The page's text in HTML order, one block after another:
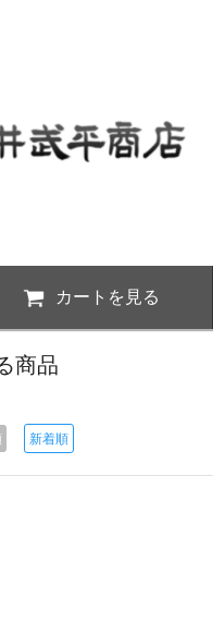
カートを見る
商品
新着順